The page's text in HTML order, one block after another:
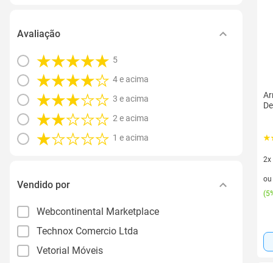
Avaliação
5
4 e acima
3 e acima
2 e acima
1 e acima
Vendido por
Webcontinental Marketplace
Technox Comercio Ltda
Vetorial Móveis
2x
2
ou
(